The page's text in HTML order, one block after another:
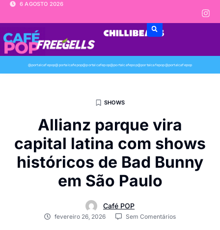
6 AGOSTO 2026
@portalcafepop@portalcafepop@portalcafepop@portalcafepop@portalcafepop@portalcafepop
SHOWS
Allianz parque vira
capital latina com shows
históricos de Bad Bunny
em São Paulo
Café POP
fevereiro 26, 2026 Sem Comentários